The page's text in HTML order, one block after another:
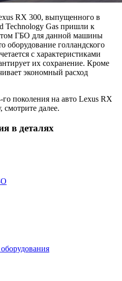
RX 300, выпущенного в
Technology Gas пришли к
ГБО для данной машины
оборудование голландского
с характеристиками
их сохранение. Кроме
экономный расход
поколения на авто Lexus RX
далее.
в деталях